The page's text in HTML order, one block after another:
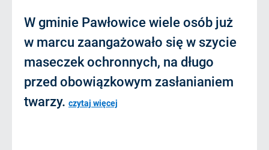
W gminie Pawłowice wiele osób już
w marcu zaangażowało się w szycie
maseczek ochronnych, na długo
przed obowiązkowym zasłanianiem
twarzy. czytaj więcej